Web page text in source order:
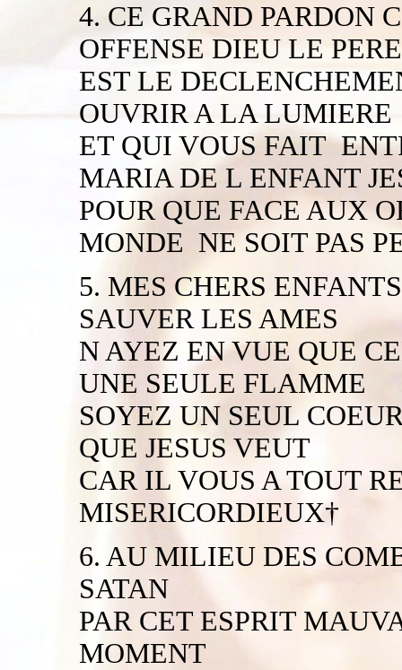
4. CE GRAND PARDON
OFFENSE DIEU LE PERE
EST LE
OUVRIR A LA LUMIERE
ET QUI VOUS FAIT
MARIA DE L ENFANT
POUR QUE FACE AUX
MONDE NE SOIT PAS
5. MES CHERS
SAUVER LES AMES
N AYEZ EN VUE QUE
UNE SEULE FLAMME
SOYEZ UN SEUL
QUE JESUS VEUT
CAR IL VOUS A TOUT
MISERICORDIEUX†
6. AU MILIEU DES
SATAN
PAR CET ESPRIT
MOMENT